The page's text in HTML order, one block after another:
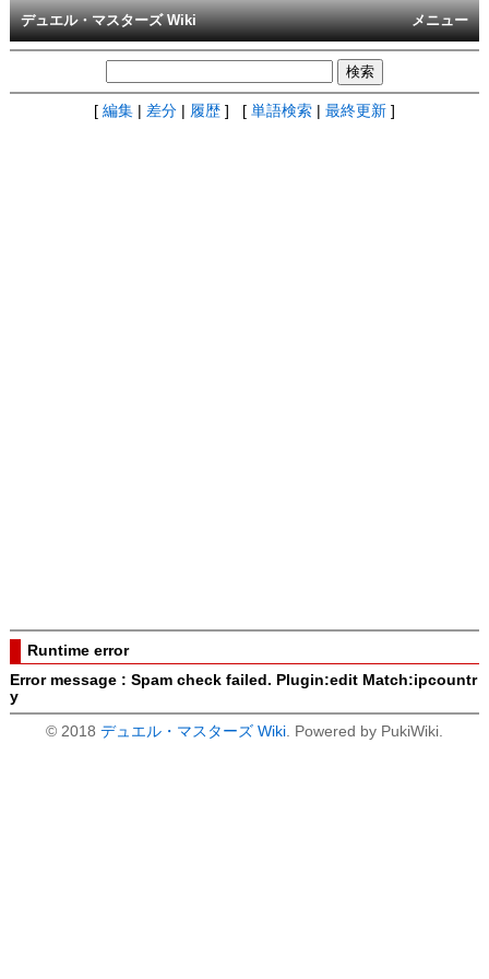
メニュー
デュエル・マスターズ Wiki
[ 編集 差分 履歴 ] [ 単語検索 最終更新 ]
Runtime error
Error message : Spam check failed. Plugin:edit Match:ipcountr
y
© 2018 デュエル・マスターズ Wiki . Powered by PukiWiki.